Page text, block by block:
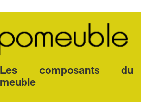
Les composants du
meuble